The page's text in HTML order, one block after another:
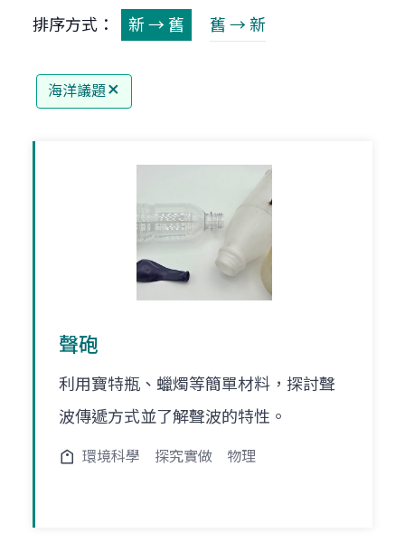
排序方式： 新 → 舊 舊 → 新
海洋議題
聲砲
利用寶特瓶、蠟燭等簡單材料，探討聲
波傳遞方式並了解聲波的特性。
環境科學 探究實做 物理